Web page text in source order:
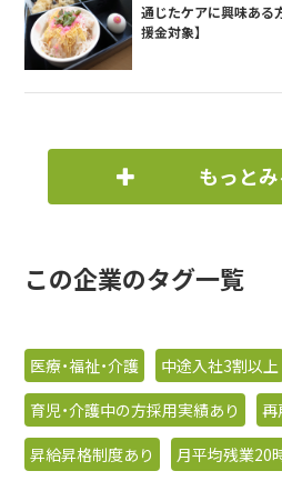
通じたケアに興味ある
援金対象】
もっと
この企業のタグ一覧
医療・福祉・介護 中途入社3割以上
育児・介護中の方採用実績あり
再
昇給昇格制度あり
月平均残業20